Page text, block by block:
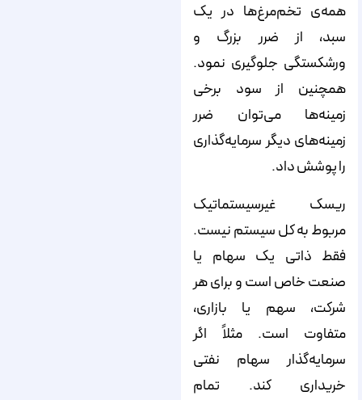
همه‌ی تخم‌مرغ‌ها در یک
سبد، از ضرر بزرگ و
ورشکستگی جلوگیری نمود.
همچنین از سود برخی
زمینه‌ها می‌توان ضرر
زمینه‌های دیگر سرمایه‌گذاری
را پوشش داد.
ریسک غیرسیستماتیک
مربوط به کل سیستم نیست.
فقط ذاتی یک سهام یا
صنعت خاص است و برای هر
شرکت، سهم یا بازاری،
متفاوت است. مثلاً اگر
سرمایه‌گذار سهام نفتی
خریداری کند. تمام